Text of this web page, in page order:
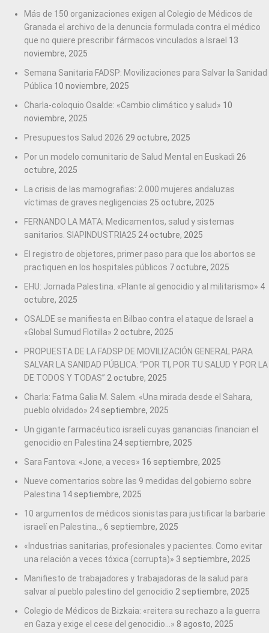
Más de 150 organizaciones exigen al Colegio de Médicos de
Granada el archivo de la denuncia formulada contra el médico
que no quiere prescribir fármacos vinculados a Israel 13
noviembre, 2025
Semana Sanitaria FADSP: Movilizaciones para Salvar la Sanidad
Pública 10 noviembre, 2025
Charla-coloquio Osalde: «Cambio climático y salud» 10
noviembre, 2025
Presupuestos Salud 2026 29 octubre, 2025
Por un modelo comunitario de Salud Mental en Euskadi 26
octubre, 2025
La crisis de las mamografias: 2.000 mujeres andaluzas
víctimas de graves negligencias 25 octubre, 2025
FERNANDO LA MATA; Medicamentos, salud y sistemas
sanitarios. SIAPINDUSTRIA25 24 octubre, 2025
El registro de objetores, primer paso para que los abortos se
practiquen en los hospitales públicos 7 octubre, 2025
EHU: Jornada Palestina. «Plante al genocidio y al militarismo» 4
octubre, 2025
OSALDE se manifiesta en Bilbao contra el ataque de Israel a
«Global Sumud Flotilla» 2 octubre, 2025
PROPUESTA DE LA FADSP DE MOVILIZACIÓN GENERAL PARA
SALVAR LA SANIDAD PÚBLICA: “POR TI, POR TU SALUD Y POR LA
DE TODOS Y TODAS” 2 octubre, 2025
Charla: Fatma Galia M. Salem. «Una mirada desde el Sahara,
pueblo olvidado» 24 septiembre, 2025
Un gigante farmacéutico israelí cuyas ganancias financian el
genocidio en Palestina 24 septiembre, 2025
Sara Fantova: «Jone, a veces» 16 septiembre, 2025
Nueve comentarios sobre las 9 medidas del gobierno sobre
Palestina 14 septiembre, 2025
10 argumentos de médicos sionistas para justificar la barbarie
israelí en Palestina.., 6 septiembre, 2025
«Industrias sanitarias, profesionales y pacientes. Como evitar
una relación a veces tóxica (corrupta)» 3 septiembre, 2025
Manifiesto de trabajadores y trabajadoras de la salud para
salvar al pueblo palestino del genocidio 2 septiembre, 2025
Colegio de Médicos de Bizkaia: «reitera su rechazo a la guerra
en Gaza y exige el cese del genocidio…» 8 agosto, 2025